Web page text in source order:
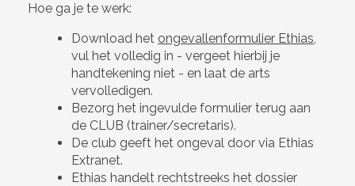
Hoe ga je te werk:
Download het ongevallenformulier Ethias,
vul het volledig in - vergeet hierbij je
handtekening niet - en laat de arts
vervolledigen.
Bezorg het ingevulde formulier terug aan
de CLUB (trainer/secretaris).
De club geeft het ongeval door via Ethias
Extranet.
Ethias handelt rechtstreeks het dossier